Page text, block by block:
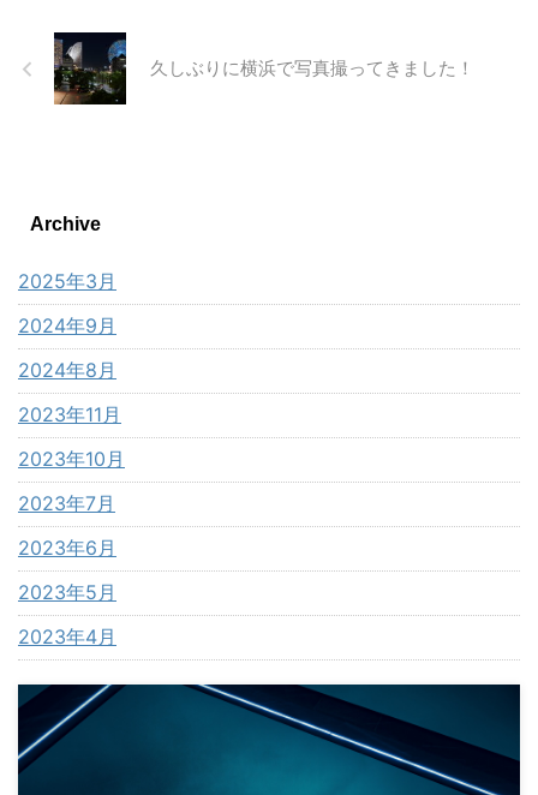
久しぶりに横浜で写真撮ってきました！
Archive
2025年3月
2024年9月
2024年8月
2023年11月
2023年10月
2023年7月
2023年6月
2023年5月
2023年4月